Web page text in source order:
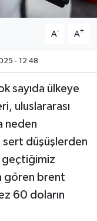
A- A+
- 12:48
sayıda ülkeye
uluslararası
neden
sert düşüşlerden
geçtiğimiz
gören brent
60 doların